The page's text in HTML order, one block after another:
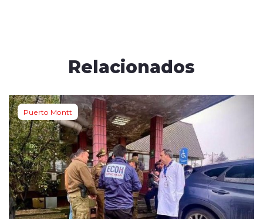
Relacionados
Puerto Montt